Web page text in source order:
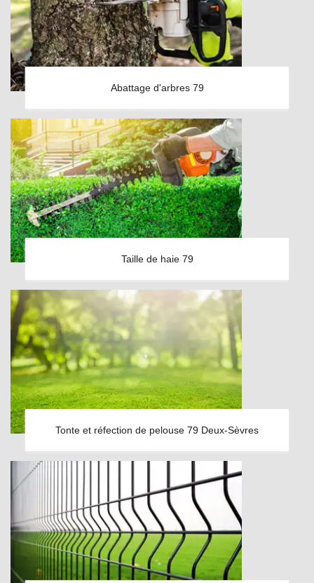
Abattage d'arbres 79
Taille de haie 79
Tonte et réfection de pelouse 79 Deux-Sèvres